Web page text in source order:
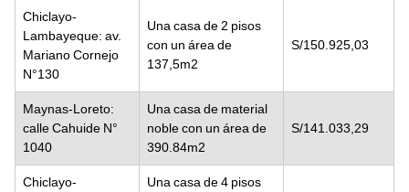
Chiclayo-
Lambayeque: av.
Mariano Cornejo
N°130
Una casa de 2 pisos
con un área de
137,5m2
S/150.925,03
Maynas-Loreto:
calle Cahuide N°
1040
Una casa de material
noble con un área de
390.84m2
S/141.033,29
Chiclayo-
Una casa de 4 pisos